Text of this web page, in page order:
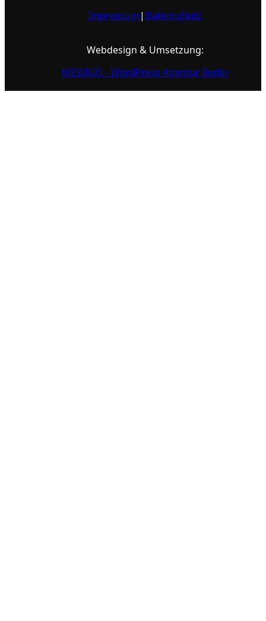
Impressum| Datenschutz
Webdesign & Umsetzung:
MEWIGO - WordPress Agentur Berlin